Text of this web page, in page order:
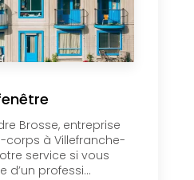
Brosse, entreprise
à Villefranche-
service si vous
d’un professi...